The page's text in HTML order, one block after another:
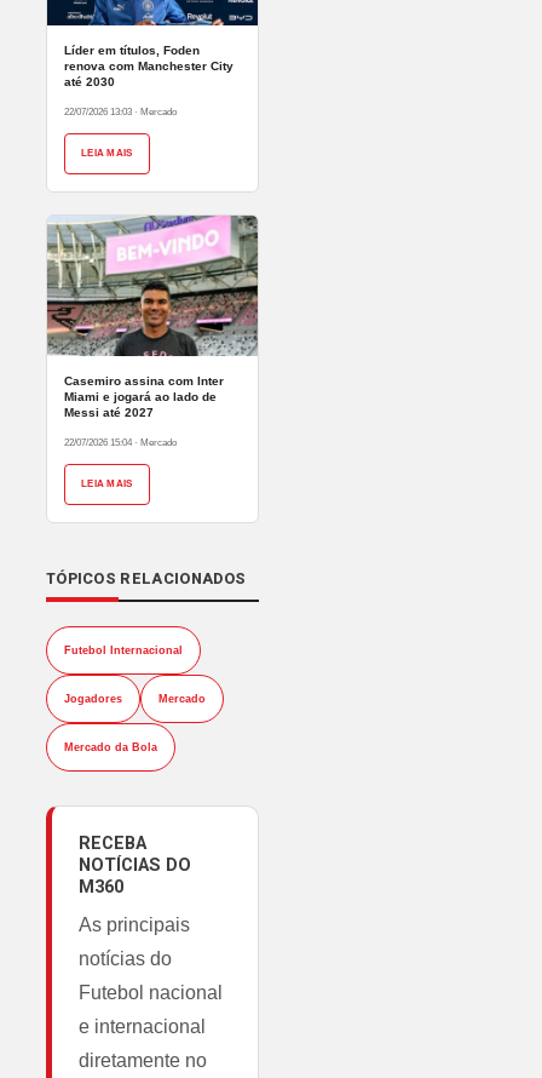
Líder em títulos, Foden
renova com Manchester City
até 2030
22/07/2026 13:03 · Mercado
LEIA MAIS
Casemiro assina com Inter
Miami e jogará ao lado de
Messi até 2027
22/07/2026 15:04 · Mercado
LEIA MAIS
TÓPICOS RELACIONADOS
Futebol Internacional
Jogadores Mercado
Mercado da Bola
RECEBA
NOTÍCIAS DO
M360
As principais
notícias do
Futebol nacional
e internacional
diretamente no